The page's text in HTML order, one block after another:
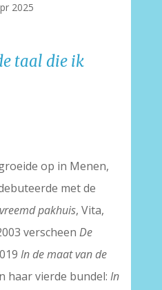
2025
taal die ik
op in Menen,
met de
pakhuis, Vita,
verscheen De
In de maat van de
haar vierde bundel: In